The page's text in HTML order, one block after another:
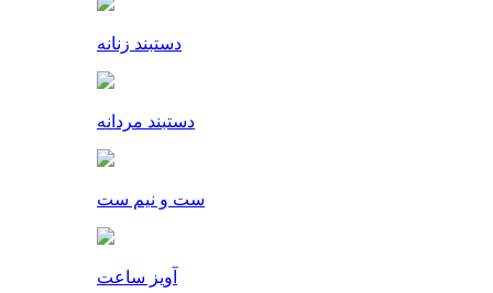
دستبند زنانه
دستبند مردانه
ست و نیم ست
آویز ساعت